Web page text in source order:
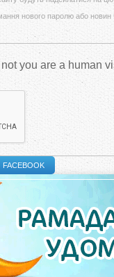
нового паролю або
you are a human
FACEBOOK